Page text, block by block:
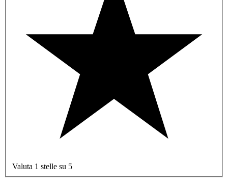
Valuta 1 stelle su 5